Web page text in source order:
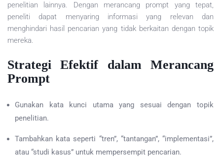
penelitian lainnya. Dengan merancang prompt yang tepat,
peneliti dapat menyaring informasi yang relevan dan
menghindari hasil pencarian yang tidak berkaitan dengan topik
mereka.
Strategi Efektif dalam Merancang
Prompt
Gunakan kata kunci utama yang sesuai dengan topik
penelitian.
Tambahkan kata seperti “tren”, “tantangan”, “implementasi”,
atau “studi kasus” untuk mempersempit pencarian.